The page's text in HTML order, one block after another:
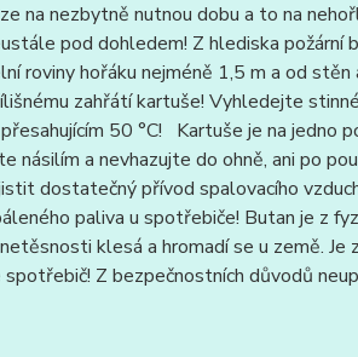
na nezbytně nutnou dobu a to na
pod dohledem! Z hlediska požární
roviny hořáku nejméně 1,5 m a od
zahřátí kartuše! Vyhledejte
50 °C! Kartuše je na jedno
násilím a nevhazujte do ohně, ani po
dostatečný přívod spalovacího
paliva u spotřebiče! Butan je z
klesá a hromadí se u země.
Z bezpečnostních důvodů